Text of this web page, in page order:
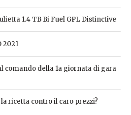
1.4 TB Bi Fuel GPL Distinctive
2021
comando della 1a giornata di gara
ricetta contro il caro prezzi?